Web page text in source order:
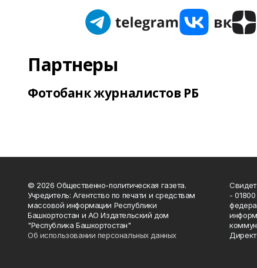
Партнеры
Фотобанк журналистов РБ
© 2026 Общественно-политическая газета.
Учредитель: Агентство по печати и средствам
массовой информации Республики
Башкортостан и АО Издательский дом
"Республика Башкортостан"
Об использовании персональных данных
-